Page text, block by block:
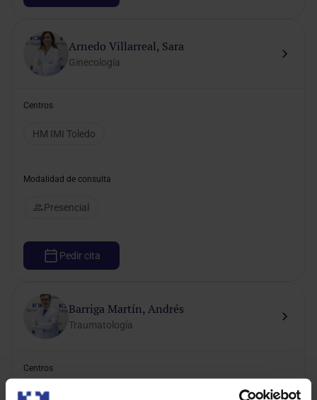
Arnedo Villarreal, Sara
Ginecología
Centros
HM IMI Toledo
Modalidad de consulta
Presencial
Pedir cita
Barriga Martín, Andrés
Traumatología
Centros
HM IMI Toledo